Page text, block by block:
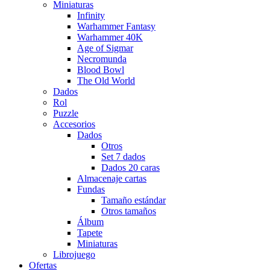
Miniaturas
Infinity
Warhammer Fantasy
Warhammer 40K
Age of Sigmar
Necromunda
Blood Bowl
The Old World
Dados
Rol
Puzzle
Accesorios
Dados
Otros
Set 7 dados
Dados 20 caras
Almacenaje cartas
Fundas
Tamaño estándar
Otros tamaños
Álbum
Tapete
Miniaturas
Librojuego
Ofertas